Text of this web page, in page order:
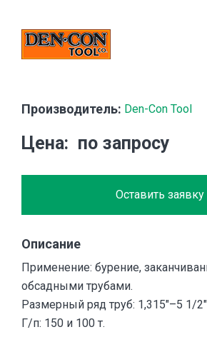
Производитель: Den-Con Tool
Цена по запросу
Оставить заявку
Описание
Применение: бурение,
обсадными трубами.
Размерный ряд труб: 1,315″–5 1/
Г/п: 150 и 100 т.